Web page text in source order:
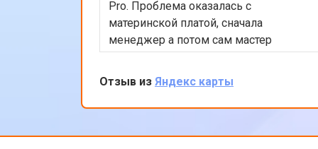
Pro. Проблема оказалась с
материнской платой, сначала
менеджер а потом сам мастер
подробно объяснили процесс
ремонта. Утром оставил заявку, в
обед курьер приехал и к вечеру
ноутбук был готов-очень быстро.
качеством ремонта.
Отзыв из Яндекс карты